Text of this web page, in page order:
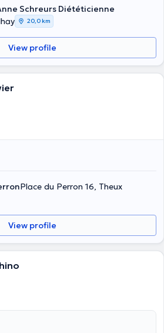
modification of your food behaviors in
you a global and multi-disciplinary care
Avenue Professeur Henrijean, 62, in Spa
Passerelle Santé in Dolhain.
Schreurs Diététicienne
20,0 km
View profile
Place du Perron 16, Theux
View profile